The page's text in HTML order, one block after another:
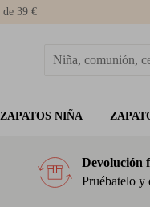
de 39 €
ZAPATOS NIÑA
Devolución
Pruébatelo y